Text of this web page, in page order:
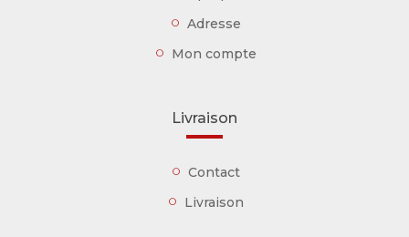
Adresse
Mon compte
Livraison
Contact
Livraison